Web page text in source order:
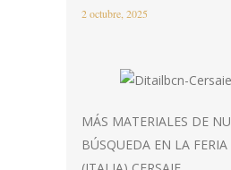
2 octubre, 2025
MÁS MATERIALES DE
BÚSQUEDA EN LA